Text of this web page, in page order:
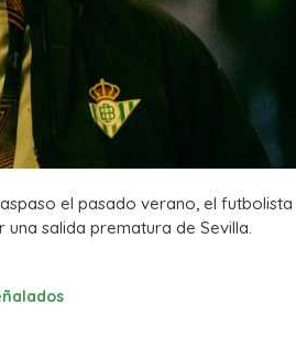
el pasado verano, el futbolista
salida prematura de Sevilla.